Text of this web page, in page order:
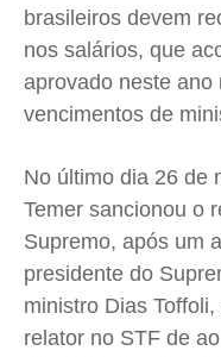
Colunas
Caetano Roque
Gustavo Bastos
Wanda Sily
Publicidade Legal
Anuncie
Colunas
Caetano Roque
Gustavo Bastos
Wanda Sily
Publicidade Legal
Anuncie
Colunas
Caetano Roque
Gustavo Bastos
Wanda Sily
Publicidade Legal
Anuncie
Colunas
Caetano Roque
Gustavo Bastos
Wanda Sily
Publicidade Legal
Anuncie
brasileiros devem
nos salários, que
aprovado neste ano
vencimentos de
No último dia 26 de
Temer sancionou o
Supremo, após um
presidente do
ministro Dias
relator no STF de